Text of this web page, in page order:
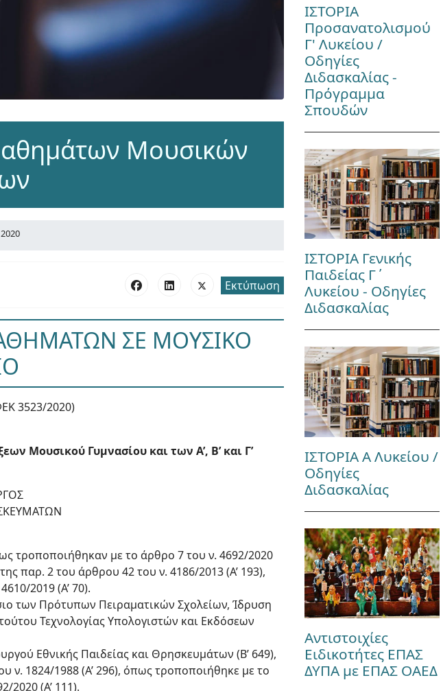
Μουσικών
Εκτύπωση
ΣΕ ΜΟΥΣΙΚΟ
3523/2020)
Μουσικού Γυμνασίου και των Α’, Β’ και Γ’
τροποποιήθηκαν με το άρθρο 7 του ν. 4692/2020
της παρ. 2 του άρθρου 42 του ν. 4186/2013 (Α’ 193),
2019 (Α’ 70).
των Πρότυπων Πειραματικών Σχολείων, Ίδρυση
Τεχνολογίας Υπολογιστών και Εκδόσεων
Εθνικής Παιδείας και Θρησκευμάτων (Β’ 649),
ν. 1824/1988 (Α’ 296), όπως τροποποιήθηκε με το
2020 (Α’ 111).
ΙΣΤΟΡΙΑ
Προσανατολισμού
Γ' Λυκείου /
Οδηγίες
Διδασκαλίας -
Πρόγραμμα
Σπουδών
ΙΣΤΟΡΙΑ Γενικής
Παιδείας Γ΄
Λυκείου - Οδηγίες
Διδασκαλίας
ΙΣΤΟΡΙΑ Α Λυκείου /
Οδηγίες
Διδασκαλίας
Αντιστοιχίες
Ειδικοτήτες ΕΠΑΣ
ΔΥΠΑ με ΕΠΑΣ ΟΑΕΔ